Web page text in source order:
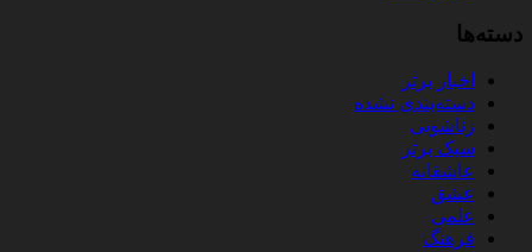
دسته‌ها
اخبار برتر
دسته‌بندی نشده
زناشویی
سبک برتر
عاشقانه
عشق
علمی
فرهنگ